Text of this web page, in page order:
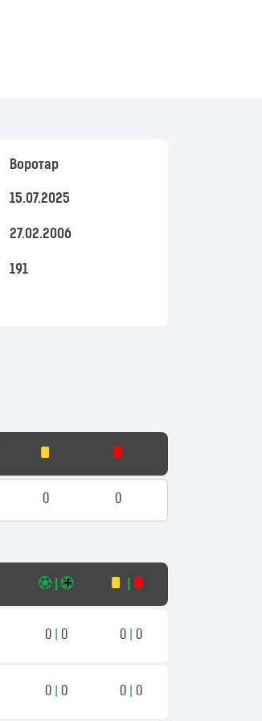
Воротар
15.07.2025
27.02.2006
191
0 0
0 0 0 0
0 0 0 0